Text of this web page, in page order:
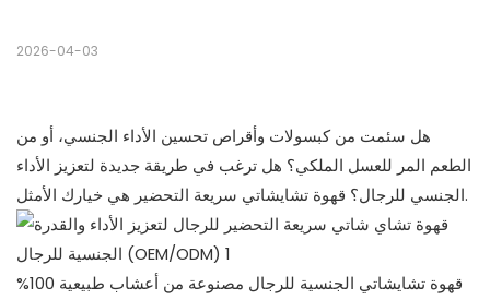
2026-04-03
هل سئمت من كبسولات وأقراص تحسين الأداء الجنسي، أو من
الطعم المر للعسل الملكي؟ هل ترغب في طريقة جديدة لتعزيز الأداء
الجنسي للرجال؟ قهوة تشايشاتي سريعة التحضير هي خيارك الأمثل.
قهوة تشايشاتي الجنسية للرجال مصنوعة من أعشاب طبيعية 100%